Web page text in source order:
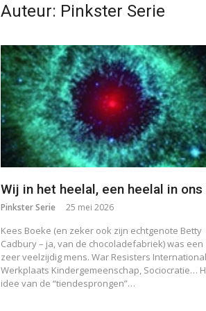
Auteur: Pinkster Serie
Wij in het heelal, een heelal in ons
Pinkster Serie 25 mei 2026
Kees Boeke (en zeker ook zijn echtgenote Betty
Cadbury – ja, van de chocoladefabriek) was een
zeer veelzijdig mens. War Resisters
Werkplaats Kindergemeenschap, Sociocratie…
idee van de “tiendesprongen”…